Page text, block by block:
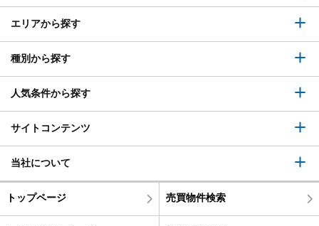
エリアから探す
種別から探す
人気条件から探す
サイトコンテンツ
当社について
トップページ 売買物件検索